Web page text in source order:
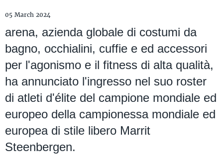
05 March 2024
arena, azienda globale di costumi da
bagno, occhialini, cuffie e ed accessori
per l'agonismo e il fitness di alta qualità,
ha annunciato l'ingresso nel suo roster
di atleti d'élite del campione mondiale ed
europeo della campionessa mondiale ed
europea di stile libero Marrit
Steenbergen.